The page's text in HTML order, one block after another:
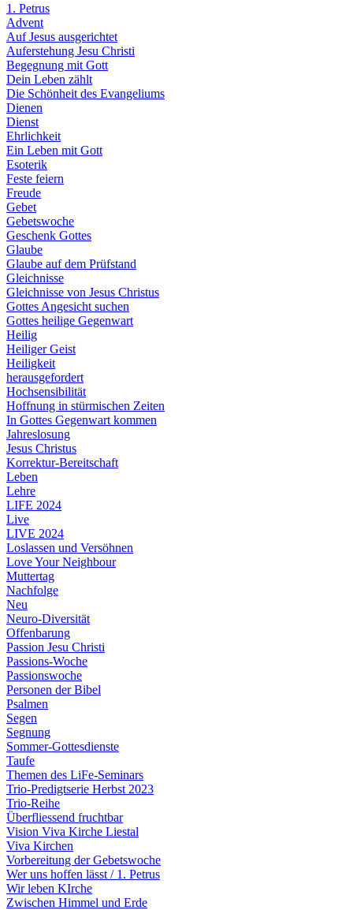
1. Petrus
Advent
Auf Jesus ausgerichtet
Auferstehung Jesu Christi
Begegnung mit Gott
Dein Leben zählt
Die Schönheit des Evangeliums
Dienen
Dienst
Ehrlichkeit
Ein Leben mit Gott
Esoterik
Feste feiern
Freude
Gebet
Gebetswoche
Geschenk Gottes
Glaube
Glaube auf dem Prüfstand
Gleichnisse
Gleichnisse von Jesus Christus
Gottes Angesicht suchen
Gottes heilige Gegenwart
Heilig
Heiliger Geist
Heiligkeit
herausgefordert
Hochsensibilität
Hoffnung in stürmischen Zeiten
In Gottes Gegenwart kommen
Jahreslosung
Jesus Christus
Korrektur-Bereitschaft
Leben
Lehre
LIFE 2024
Live
LIVE 2024
Loslassen und Versöhnen
Love Your Neighbour
Muttertag
Nachfolge
Neu
Neuro-Diversität
Offenbarung
Passion Jesu Christi
Passions-Woche
Passionswoche
Personen der Bibel
Psalmen
Segen
Segnung
Sommer-Gottesdienste
Taufe
Themen des LiFe-Seminars
Trio-Predigtserie Herbst 2023
Trio-Reihe
Überfliessend fruchtbar
Vision Viva Kirche Liestal
Viva Kirchen
Vorbereitung der Gebetswoche
Wer uns hoffen lässt / 1. Petrus
Wir leben KIrche
Zwischen Himmel und Erde